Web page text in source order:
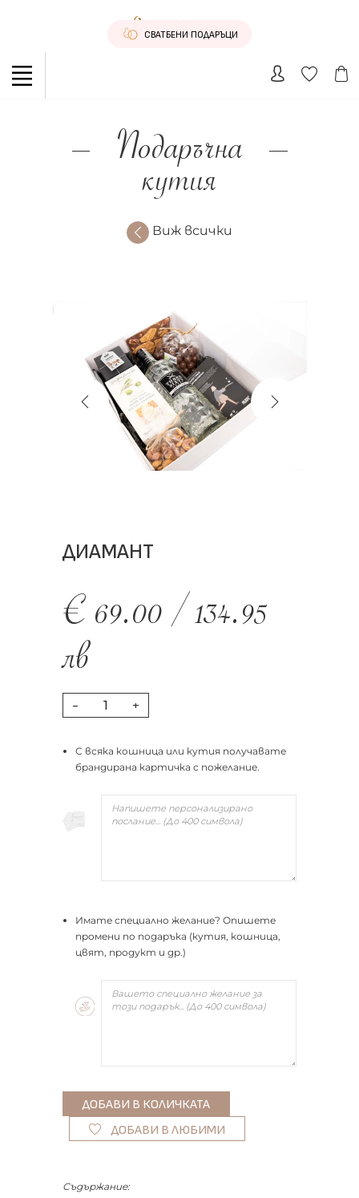
СВАТБЕНИ ПОДАРЪЦИ
ДИАМАНТ
€69.00/134.95
лв
- +
С всяка кошница или кутия получавате
брандирана картичка с пожелание.
Имате специално желание? Опишете
промени по подаръка (кутия, кошница,
цвят, продукт и др.)
ДОБАВИ В ЛЮБИМИ
Съдържание:
Подаръчна
кутия
Виж всички